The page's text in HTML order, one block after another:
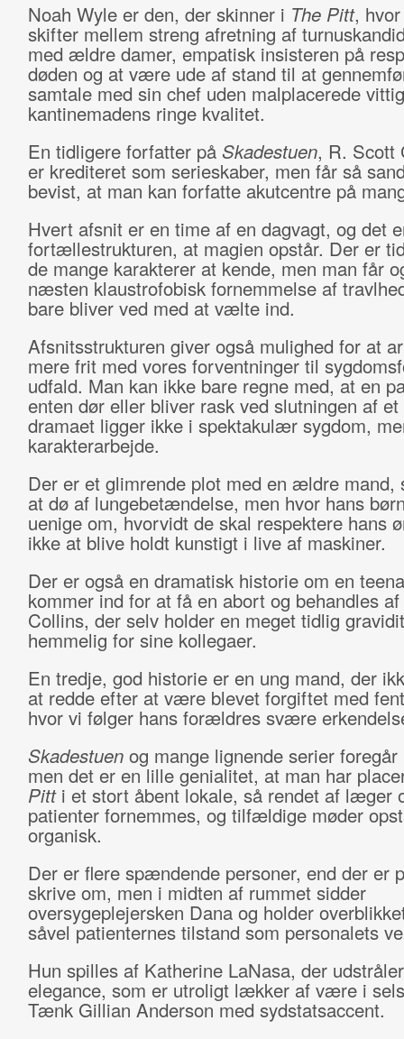
Noah Wyle er den, der skinner i The Pitt,
skifter mellem streng afretning af
med ældre damer, empatisk insisteren på
døden og at være ude af stand til at
samtale med sin chef uden malplacerede
kantinemadens ringe kvalitet.
En tidligere forfatter på Skadestuen, R. Scott
er krediteret som serieskaber, men får så
bevist, at man kan forfatte akutcentre på
Hvert afsnit er en time af en dagvagt, og det
fortællestrukturen, at magien opstår. Der er
de mange karakterer at kende, men man får
næsten klaustrofobisk fornemmelse af
bare bliver ved med at vælte ind.
Afsnitsstrukturen giver også mulighed for at
mere frit med vores forventninger til
udfald. Man kan ikke bare regne med, at en
enten dør eller bliver rask ved slutningen af
dramaet ligger ikke i spektakulær sygdom,
karakterarbejde.
Der er et glimrende plot med en ældre mand,
at dø af lungebetændelse, men hvor hans
uenige om, hvorvidt de skal respektere hans
ikke at blive holdt kunstigt i live af maskiner.
Der er også en dramatisk historie om en
kommer ind for at få en abort og behandles
Collins, der selv holder en meget tidlig
hemmelig for sine kollegaer.
En tredje, god historie er en ung mand, der
at redde efter at være blevet forgiftet med
hvor vi følger hans forældres svære
Skadestuenog mange lignende serier foregår
men det er en lille genialitet, at man har
Pitti et stort åbent lokale, så rendet af læger
patienter fornemmes, og tilfældige møder
organisk.
Der er flere spændende personer, end der er
skrive om, men i midten af rummet sidder
oversygeplejersken Dana og holder
såvel patienternes tilstand som personalets
Hun spilles af Katherine LaNasa, der
elegance, som er utroligt lækker af være i
Tænk Gillian Anderson med sydstatsaccent.